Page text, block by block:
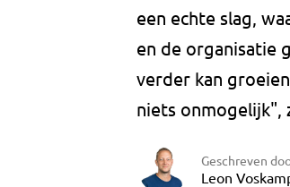
een echte slag,
en de organisatie
verder kan
niets onmogelijk",
Geschreven
Leon